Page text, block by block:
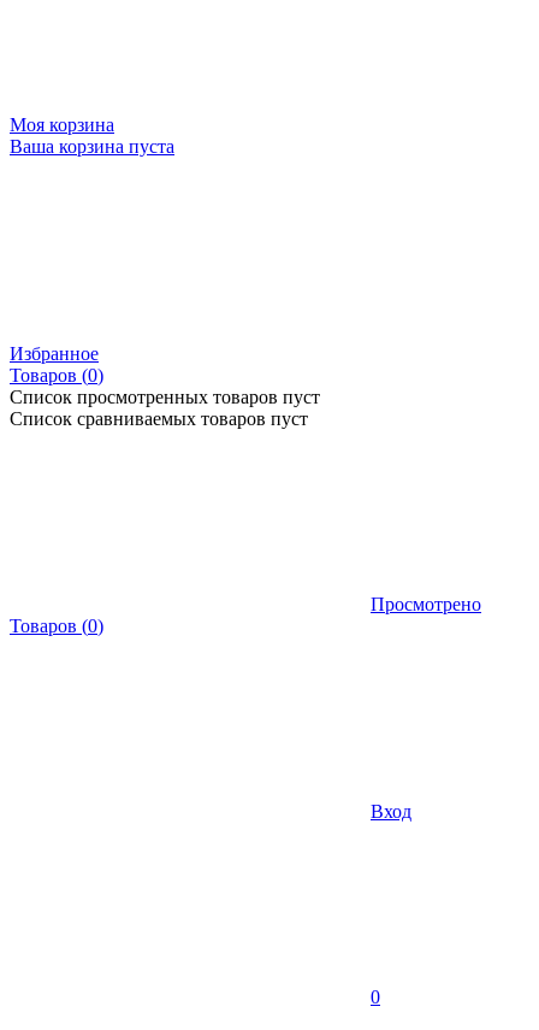
Моя корзина
Ваша корзина пуста
Избранное
Товаров (0)
Список просмотренных товаров пуст
Список сравниваемых товаров пуст
Просмотрено
Товаров (0)
Вход
0